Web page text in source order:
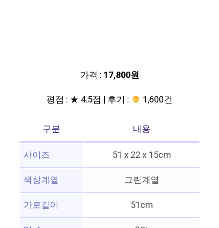
가격 : 17,800원
평점 : ★ 4.5점 | 후기 :
1,600건
구분
내용
사이즈
51 x 22 x 15cm
색상계열
그린계열
가로길이
51cm